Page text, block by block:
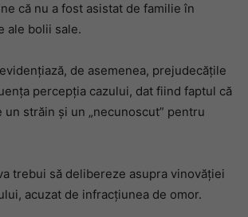
că nu a fost asistat de familie în
ale bolii sale.
de asemenea, prejudecățile
percepția cazului, dat fiind faptul că
străin și un „necunoscut” pentru
trebui să delibereze asupra vinovăției
acuzat de infracțiunea de omor.